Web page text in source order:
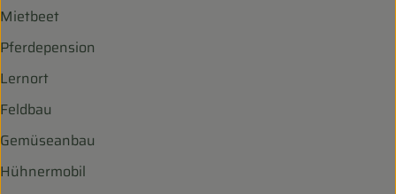
Mietbeet
Pferdepension
Lernort
Feldbau
Gemüseanbau
Hühnermobil